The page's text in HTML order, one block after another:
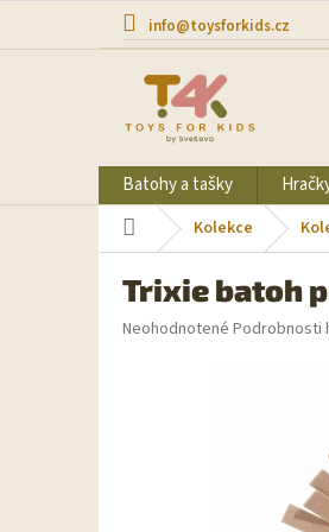
obsah
info@toysforkids.cz
Batohy a tašky
DomovKolekce
Trixie batoh
Priemerné
Neohodnotené Podrobnosti